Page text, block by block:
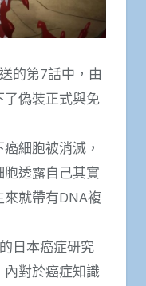
的第7話中，由
偽裝正式與免
細胞被消滅，
透露自己其實
就帶有DNA複
日本癌症研究
對於癌症知識